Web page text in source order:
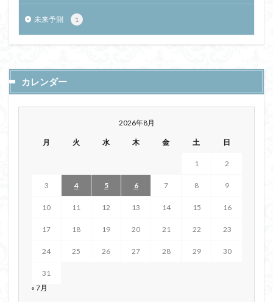
未来予測 1
カレンダー
2026年8月
月 火 水 木 金 土 日
1 2
3 4 5 6 7 8 9
10 11 12 13 14 15 16
17 18 19 20 21 22 23
24 25 26 27 28 29 30
31
« 7月